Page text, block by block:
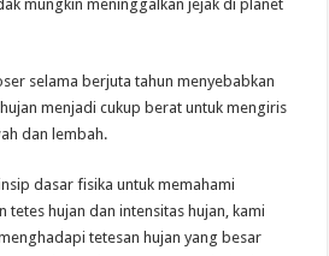
mungkin meninggalkan jejak di planet
selama berjuta tahun menyebabkan
menjadi cukup berat untuk mengiris
dan lembah.
dasar fisika untuk memahami
tetes hujan dan intensitas hujan, kami
tetesan hujan yang besar